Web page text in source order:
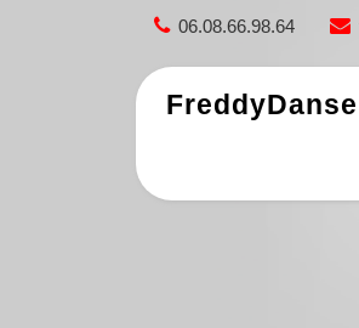
06.08.66.98.64
FreddyDanse